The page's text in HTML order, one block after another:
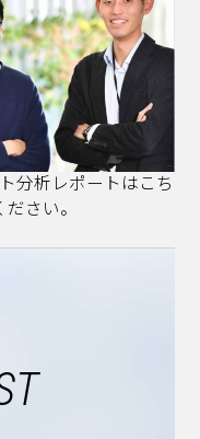
分析レポートはこち
さい。